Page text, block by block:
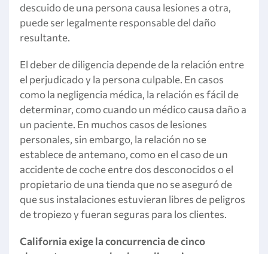
descuido de una persona causa lesiones a otra,
puede ser legalmente responsable del daño
resultante.
El deber de diligencia depende de la relación entre
el perjudicado y la persona culpable. En casos
como la negligencia médica, la relación es fácil de
determinar, como cuando un médico causa daño a
un paciente. En muchos casos de lesiones
personales, sin embargo, la relación no se
establece de antemano, como en el caso de un
accidente de coche entre dos desconocidos o el
propietario de una tienda que no se aseguró de
que sus instalaciones estuvieran libres de peligros
de tropiezo y fueran seguras para los clientes.
California exige la concurrencia de cinco